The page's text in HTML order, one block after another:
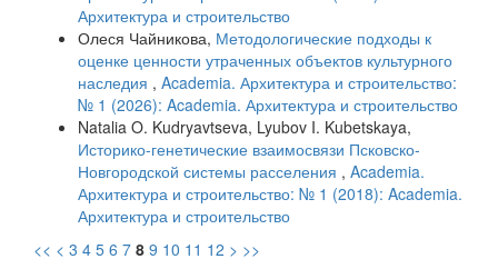
Архитектура и строительство
Олеся Чайникова, Методологические подходы к
оценке ценности утраченных объектов культурного
наследия , Academia. Архитектура и строительство:
№ 1 (2026): Academia. Архитектура и строительство
Natalia O. Kudryavtseva, Lyubov I. Kubetskaya,
Историко-генетические взаимосвязи Псковско-
Новгородской системы расселения , Academia.
Архитектура и строительство: № 1 (2018): Academia.
Архитектура и строительство
<< < 3 4 5 6 7 8 9 10 11 12 > >>